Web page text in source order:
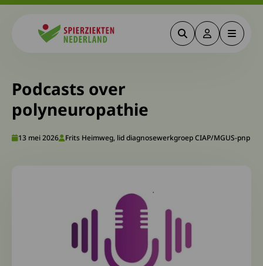
ZoekenDeze link
Menu
Podcasts over
polyneuropathie
13 mei 2026 Frits Heimweg, lid diagnosewerkgroep CIAP/MGUS-pnp